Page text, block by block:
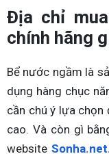
Địa chỉ
chính hãng
Bể nước ngầm là
dụng hàng chục
cần chú ý lựa chọn
cao. Và còn gì
website